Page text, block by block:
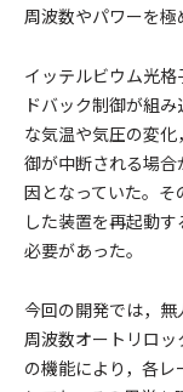
周波数やパワーを極
イッテルビウム光
ドバック制御が組
な気温や気圧の変
御が中断される場
因となっていた。
した装置を再起動
必要があった。
今回の開発では，
周波数オートリロ
の機能により，各